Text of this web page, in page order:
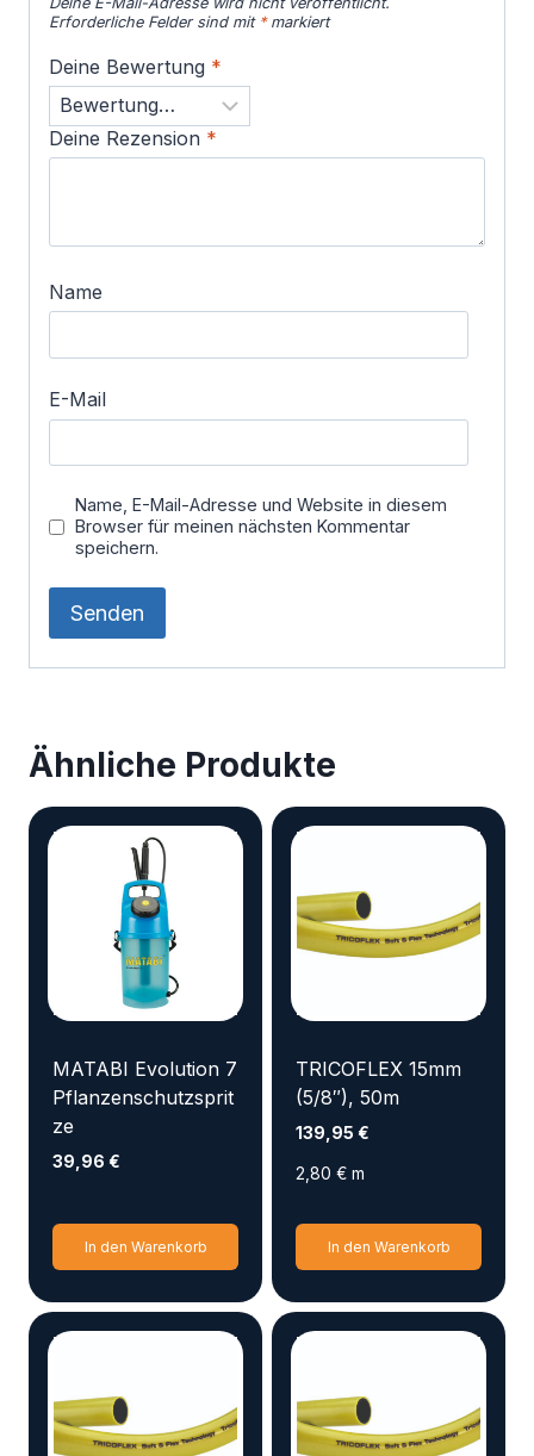
Erforderliche Felder sind mit *markiert
Deine Bewertung *
Deine Rezension *
Name
E-Mail
Name, E-Mail-Adresse und Website in diesem
Browser für meinen nächsten Kommentar
speichern.
Ähnliche Produkte
MATABI Evolution 7
Pflanzenschutzsprit
ze
39,96 €
In den Warenkorb
TRICOFLEX 15mm
(5/8″), 50m
139,95 €
2,80 € m
In den Warenkorb